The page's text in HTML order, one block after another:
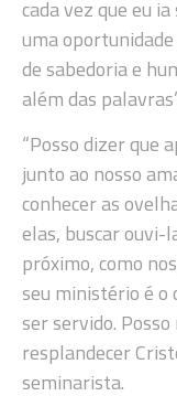
cada vez que eu
uma
de sabedoria e
além das
“Posso dizer que
junto ao nosso
conhecer as
elas, buscar ouvi-
próximo, como
seu ministério é o
ser servido.
resplandecer
seminarista.